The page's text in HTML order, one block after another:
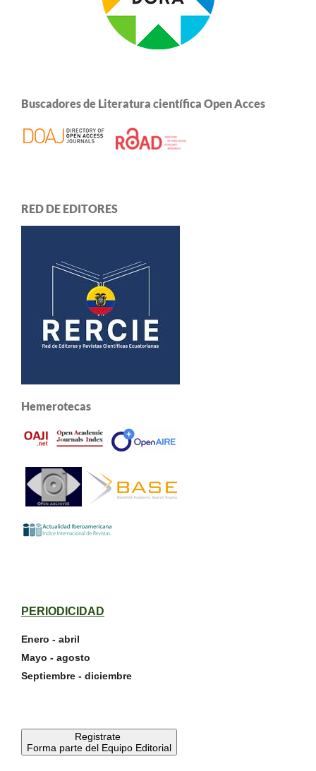
Buscadores de Literatura científica Open Acces
RED DE EDITORES
Hemerotecas
PERIODICIDAD
Enero - abril
Mayo - agosto
Septiembre - diciembre
Registrate
Forma parte del Equipo Editorial